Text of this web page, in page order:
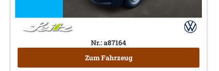
Nr.: a87164
Zum Fahrzeug